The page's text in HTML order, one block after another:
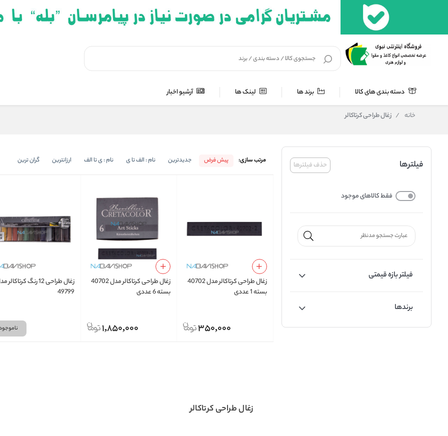
دسته بندی های کالا برند ها لینک ها آرشیو اخبار
خانه / زغال طراحی کرتاکالر
حذف فیلترها فیلترها
فقط کالاهای موجود
فیلتر بازه قیمتی
برندها
مرتب سازی: پیش فرض جدیدترین نام : الف تا ی نام : ی تا الف ارزانترین گران ترین
زغال طراحی کرتاکالر مدل 40702
بسته 1 عددی
350,000
زغال طراحی کرتاکالر مدل 40702
بسته 6 عددی
1,850,000
زغال طراحی 12 رنگ
49799
زغال طراحی کرتاکالر